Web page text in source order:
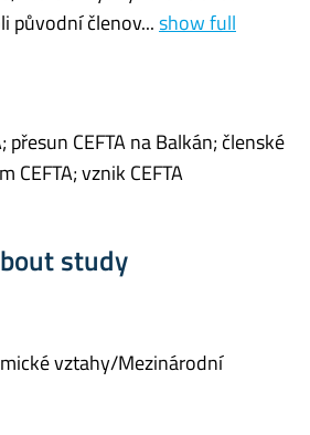
původní členov...show full
přesun CEFTA na Balkán; členské
CEFTA; vznik CEFTA
study
vztahy/Mezinárodní